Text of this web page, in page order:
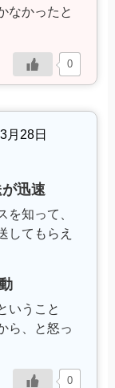
なかったと
0
月28日
が迅速
知って、
してもらえ
いうこと
ら、と怒っ
0